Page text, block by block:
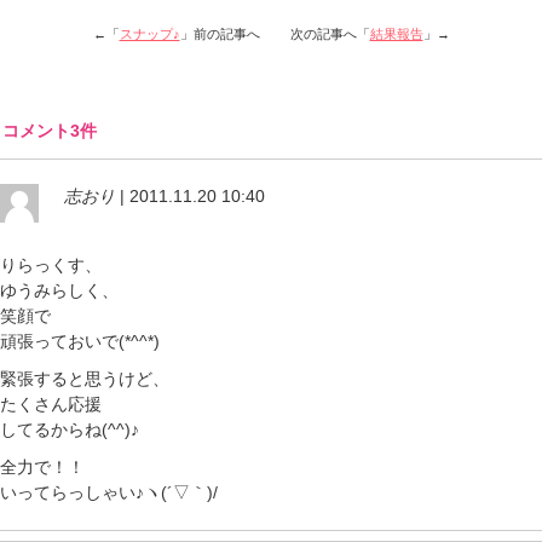
←「スナップ♪ 」前の記事へ 次の記事へ「結果報告」→
コメント3件
志おり | 2011.11.20 10:40
りらっくす、
ゆうみらしく、
笑顔で
頑張っておいで(*^^*)
緊張すると思うけど、
たくさん応援
してるからね(^^)♪
全力で！！
いってらっしゃい♪ヽ(´▽｀)/